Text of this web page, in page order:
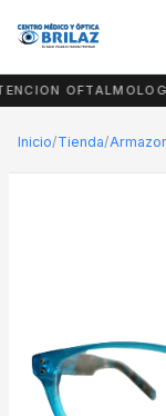
Inicio/Tienda/